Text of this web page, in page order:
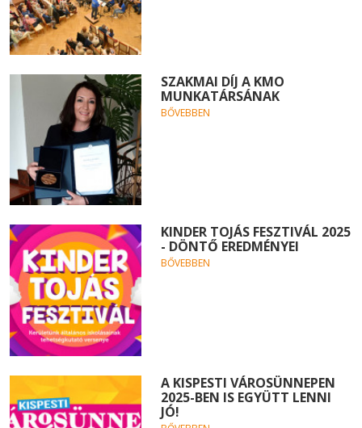
SZAKMAI DÍJ A KMO
MUNKATÁRSÁNAK
BŐVEBBEN
KINDER TOJÁS FESZTIVÁL 2025
- DÖNTŐ EREDMÉNYEI
BŐVEBBEN
A KISPESTI VÁROSÜNNEPEN
2025-BEN IS EGYÜTT LENNI
JÓ!